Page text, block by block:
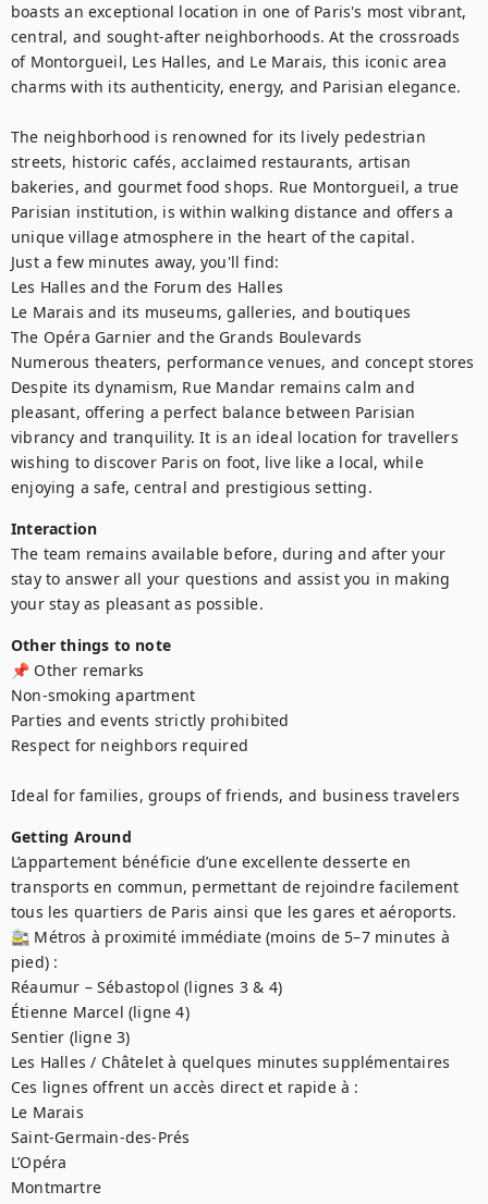
boasts an exceptional location in one of Paris's most vibrant,
central, and sought-after neighborhoods. At the crossroads
of Montorgueil, Les Halles, and Le Marais, this iconic area
charms with its authenticity, energy, and Parisian elegance.
The neighborhood is renowned for its lively pedestrian
streets, historic cafés, acclaimed restaurants, artisan
bakeries, and gourmet food shops. Rue Montorgueil, a true
Parisian institution, is within walking distance and offers a
unique village atmosphere in the heart of the capital.
Just a few minutes away, you'll find:
Les Halles and the Forum des Halles
Le Marais and its museums, galleries, and boutiques
The Opéra Garnier and the Grands Boulevards
Numerous theaters, performance venues, and concept stores
Despite its dynamism, Rue Mandar remains calm and
pleasant, offering a perfect balance between Parisian
vibrancy and tranquility. It is an ideal location for travellers
wishing to discover Paris on foot, live like a local, while
enjoying a safe, central and prestigious setting.
Interaction
The team remains available before, during and after your
stay to answer all your questions and assist you in making
your stay as pleasant as possible.
Other things to note
📌 Other remarks
Non-smoking apartment
Parties and events strictly prohibited
Respect for neighbors required
Ideal for families, groups of friends, and business travelers
Getting Around
L’appartement bénéficie d’une excellente desserte en
transports en commun, permettant de rejoindre facilement
tous les quartiers de Paris ainsi que les gares et aéroports.
🚉 Métros à proximité immédiate (moins de 5–7 minutes à
pied) :
Réaumur – Sébastopol (lignes 3 & 4)
Étienne Marcel (ligne 4)
Sentier (ligne 3)
Les Halles / Châtelet à quelques minutes supplémentaires
Ces lignes offrent un accès direct et rapide à :
Le Marais
Saint-Germain-des-Prés
L’Opéra
Montmartre